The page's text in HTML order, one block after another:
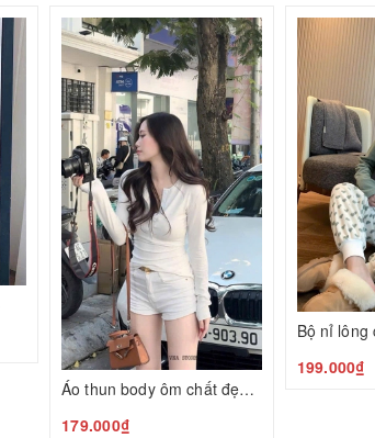
Áo thun body ôm chất đẹp N24120805
179.000₫
199.000₫